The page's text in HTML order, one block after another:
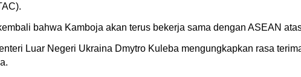
bahwa Kamboja akan terus bekerja sama dengan ASEAN
Luar Negeri Ukraina Dmytro Kuleba mengungkapkan rasa